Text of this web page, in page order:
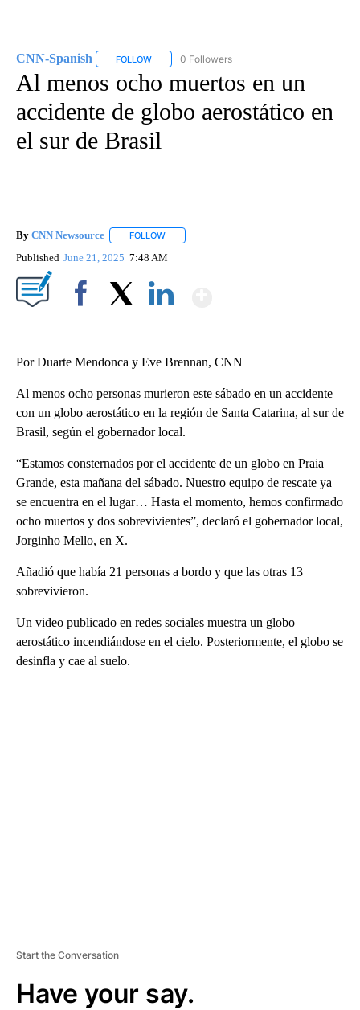
CNN-Spanish FOLLOW FOLLOW "CNN-SPANISH" TO RECEIVE
0 Followers
Al menos ocho muertos en un
accidente de globo aerostático en
el sur de Brasil
By CNN Newsource FOLLOW
Published June 21, 2025 7:48 AM
Por Duarte Mendonca y Eve Brennan, CNN
Al menos ocho personas murieron este sábado en un accidente
con un globo aerostático en la región de Santa Catarina, al sur de
Brasil, según el gobernador local.
“Estamos consternados por el accidente de un globo en Praia
Grande, esta mañana del sábado. Nuestro equipo de rescate ya
se encuentra en el lugar… Hasta el momento, hemos confirmado
ocho muertos y dos sobrevivientes”, declaró el gobernador local,
Jorginho Mello, en X.
Añadió que había 21 personas a bordo y que las otras 13
sobrevivieron.
Un video publicado en redes sociales muestra un globo
aerostático incendiándose en el cielo. Posteriormente, el globo se
desinfla y cae al suelo.
Start the Conversation
Have your say.